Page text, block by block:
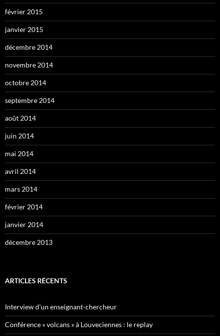
février 2015
janvier 2015
décembre 2014
novembre 2014
octobre 2014
septembre 2014
août 2014
juin 2014
mai 2014
avril 2014
mars 2014
février 2014
janvier 2014
décembre 2013
ARTICLES RÉCENTS
Interview d’un enseignant-chercheur
Conférence « volcans » à Louveciennes : le replay